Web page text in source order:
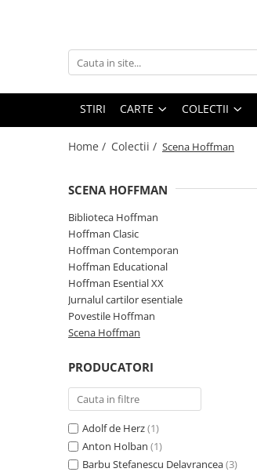
Carti pentru copii
Proza scurta
Satira, umor
Contemporana
Colectii
Hoffman Clasic
Povestile Hoffman
Scena Hoffman
STIRI CARTE COLECTII
Home / Colectii / Scena Hoffman
SCENA HOFFMAN
Biblioteca Hoffman
Hoffman Clasic
Hoffman Contemporan
Hoffman Educational
Hoffman Esential XX
Jurnalul cartilor esentiale
Povestile Hoffman
Scena Hoffman
PRODUCATORI
Adolf de Herz(1)
Anton Holban (1)
Barbu Stefanescu Delavrancea(3)